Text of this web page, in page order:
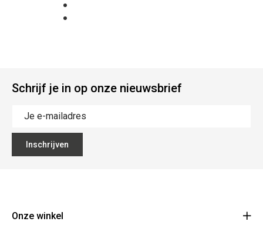
Schrijf je in op onze nieuwsbrief
Inschrijven
Onze winkel